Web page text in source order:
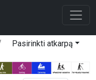
Pasirinkti atkarpą